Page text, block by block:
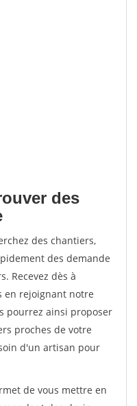
des
des chantiers,
des demande
Recevez dès à
en rejoignant notre
pourrez ainsi proposer
proches de votre
d'un artisan pour
de vous mettre en